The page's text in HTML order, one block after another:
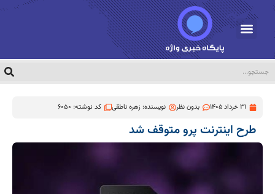
31 خرداد 1405 بدون نظر نویسنده:زهره ناطقی کد نوشته: 6050
طرح اینترنت پرو متوقف شد